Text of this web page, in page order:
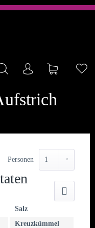
Mein KontoWarenkorb
Personen
Salz
Kreuzkümmel